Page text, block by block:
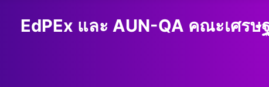
EdPEx และ AUN-QA คณะเศร